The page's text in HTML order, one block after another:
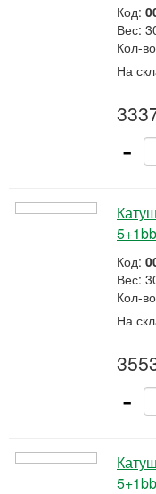
Код:
Вес:
Кол-
На
-
5+1bb
Код:
Вес:
Кол-
На
-
5+1bb